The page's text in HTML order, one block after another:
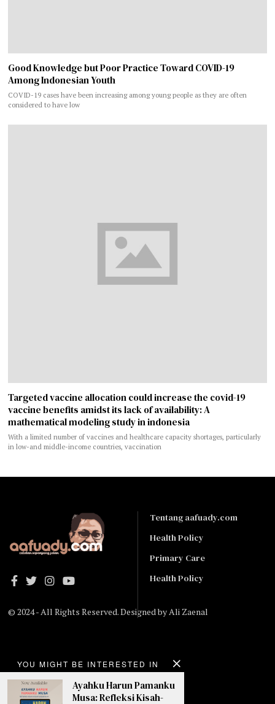
YOU MIGHT BE INTERESTED IN
Ayahku Harun Pamanku
Musa: Refleksi Kisah-
Good Knowledge but Poor Practice Toward COVID-19
Among Indonesian Youth
COVID-19 cases have been increasing among young people as they are often
considered to have low
Targeted vaccine allocation could increase the covid-19
vaccine benefits amidst its lack of availability: A
mathematical modeling study in indonesia
With a limited number of vaccines and healthcare capacity shortages, particularly
in low-and middle-income countries, vaccination
© 2024 - All Rights Reserved. Designed by Ali Zaenal
Tentang aafuady.com
Health Policy
Primary Care
Health Policy
Ayah
Kiai di Sarang Kompeni